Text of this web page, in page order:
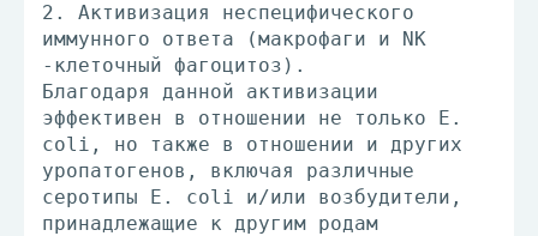
2. Активизация неспецифического
иммунного ответа (макрофаги и NK
-клеточный фагоцитоз).
Благодаря данной активизации
эффективен в отношении не только Е.
coli, но также в отношении и других
уропатогенов, включая различные
серотипы Е. coli и/или возбудители,
принадлежащие к другим родам